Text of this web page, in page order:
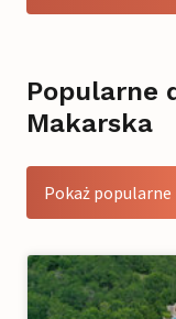
Popularne
Makarska
Pokaż popularne